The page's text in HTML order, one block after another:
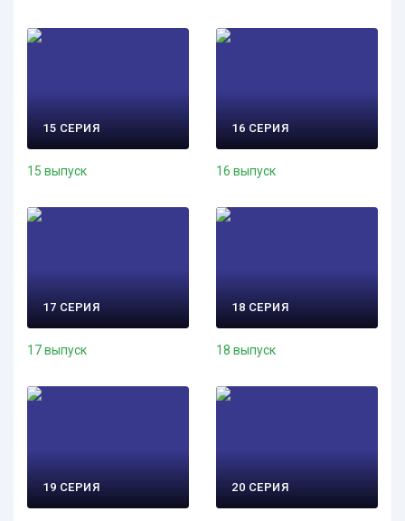
15 СЕРИЯ
15 выпуск
16 СЕРИЯ
16 выпуск
17 СЕРИЯ
17 выпуск
18 СЕРИЯ
18 выпуск
19 СЕРИЯ 20 СЕРИЯ